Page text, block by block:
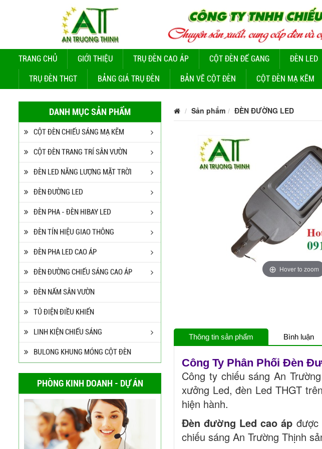
TRANG CHỦ GIỚI THIỆU TRỤ ĐÈN CAO ÁP CỘT ĐÈN ĐỂ GANG ĐÈN LED
TRỤ ĐÈN THGT BẢNG GIÁ TRỤ ĐÈN BẢN VẼ CỘT ĐÈN CỘT ĐÈN MẠ KẼM
DANH MỤC SẢN PHẨM
CỘT ĐÈN CHIẾU SÁNG MẠ KẼM
CỘT ĐÈN TRANG TRÍ SÂN VƯỜN
ĐÈN LED NĂNG LƯỢNG MẶT TRỜI
ĐÈN ĐƯỜNG LED
ĐÈN PHA - ĐÈN HIBAY LED
ĐÈN TÍN HIỆU GIAO THÔNG
ĐÈN PHA LED CAO ÁP
ĐÈN ĐƯỜNG CHIẾU SÁNG CAO ÁP
ĐÈN NẤM SÂN VƯỜN
TỦ ĐIỆN ĐIỀU KHIỂN
LINH KIỆN CHIẾU SÁNG
BULONG KHUNG MÓNG CỘT ĐÈN
PHÒNG KINH DOANH - DỰ ÁN
Cột Đèn Cao Áp Tròn Côn
Cần Đơn Kiểu Đẹp
Liên hệ
Sản phẩm ĐÈN ĐƯỜNG LED
Hover to zoom
Thông tin sản phẩm Bình luận
Công Ty Phân Phối Đèn
Công ty chiếu sáng An
xưởng Led, đèn Led THGT
hiện hành.
Đèn đường Led cao áp được
chiếu sáng An Trường Thịnh